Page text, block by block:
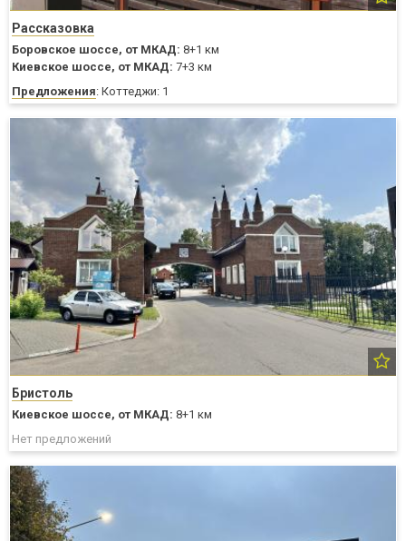
Рассказовка
Боровское шоссе, от МКАД: 8+1 км
Киевское шоссе, от МКАД: 7+3 км
Предложения: Коттеджи: 1
Бристоль
Киевское шоссе, от МКАД: 8+1 км
Нет предложений